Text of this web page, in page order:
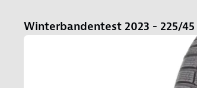
Winterbandentest 2023 - 225/45